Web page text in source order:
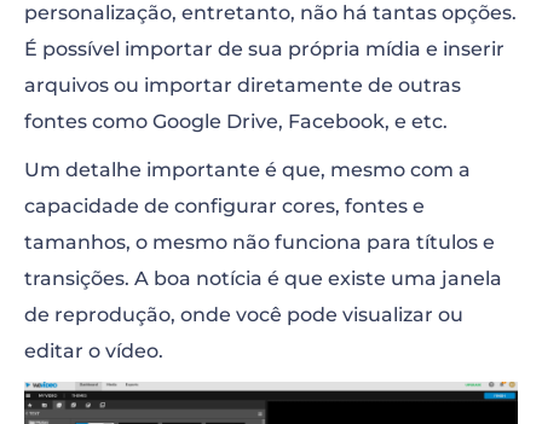
personalização, entretanto, não há tantas opções.
É possível importar de sua própria mídia e inserir
arquivos ou importar diretamente de outras
fontes como Google Drive, Facebook, e etc.
Um detalhe importante é que, mesmo com a
capacidade de configurar cores, fontes e
tamanhos, o mesmo não funciona para títulos e
transições. A boa notícia é que existe uma janela
de reprodução, onde você pode visualizar ou
editar o vídeo.